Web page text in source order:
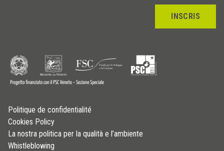
INSCRIS
Politique de confidentialité
Cookies Policy
La nostra politica per la qualità e l’ambiente
Whistleblowing